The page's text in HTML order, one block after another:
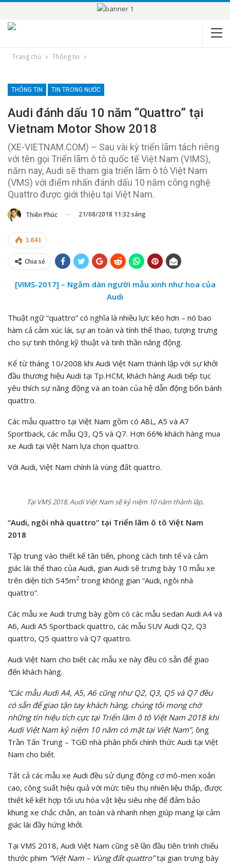
Trang chủ Thông tin
THÔNG TIN TIN TRONG NƯỚC
Audi đánh dấu 10 năm “Quattro” tại
Vietnam Motor Show 2018
(XE-VIETNAM.COM) – Sau vài kỳ triển lãm tách riêng
với tên gọi Triển lãm ô tô quốc tế Việt Nam (VIMS),
năm nay, Audi sẽ tham gia triển lãm ô tô Việt Nam
(VMS) với điểm nhấn đánh dấu 10 năm công nghệ
Quattro được giới thiệu tại Việt Nam.
Thiên Phúc 21/08/2018 11:32 sáng
1.641
Chia sẻ
[VIMS-2017] – Ngắm dàn người mẫu xinh như hoa của
Audi
Thuật ngữ “quattro” có nghĩa là nhiều lực kéo hơn – nó bao
hàm cả cảm xúc lái, sự an toàn và tính thể thao, tượng trưng
cho sự tinh thông kỹ thuật và tinh thần năng động.
Kể từ tháng 10/2008 khi Audi Việt Nam thành lập với sự khởi
đầu thương hiệu Audi tại Tp.HCM, khách hàng Audi tiếp tục
yêu thích sự năng động và an toàn của hệ dẫn động bốn bánh
quattro.
Các mẫu quattro tại Việt Nam gồm có A8L, A5 và A7
Sportback, các mẫu Q3, Q5 và Q7. Hơn 66% khách hàng mua
xe Audi tại Việt Nam lựa chọn quattro.
Với Audi, Việt Nam chính là vùng đất quattro.
Tại VMS 2018, Audi Việt Nam sẽ kỷ niệm 10 năm thành lập.
“Audi, ngôi nhà quattro” tại Triển lãm ô tô Việt Nam
2018
Tập trung vào thiết kế tân tiến, phong cách tinh tế và cảm
giác lái thể thao của Audi, gian Audi sẽ trưng bày 10 mẫu xe
trên diện tích 545m2trong không gian “Audi, ngôi nhà
quattro”.
Các mẫu xe Audi trưng bày gồm có các mẫu sedan Audi A4 và
A6, Audi A5 Sportback quattro, các mẫu SUV Audi Q2, Q3
quattro, Q5 quattro và Q7 quattro.
Audi Việt Nam cho biết các mẫu xe này đều có sẵn để giao
đến khách hàng.
“Các mẫu Audi A4, A5, A6 cũng như Q2, Q3, Q5 và Q7 đều
có sẵn để giao tận tay khách hàng, chúng tôi mong chờ
những tín hiệu tích cực tại Triển lãm ô tô Việt Nam 2018 khi
Audi Việt Nam kỷ niệm 10 năm có mặt tại Việt Nam”, ông
Trần Tấn Trung – TGĐ nhà phân phối chính thức Audi tại Việt
Nam cho biết.
Tất cả các mẫu xe Audi đều sử dụng động cơ mô-men xoắn
cao, công suất hiệu quả với mức tiêu thụ nhiên liệu thấp, được
thiết kế kết hợp tối ưu hóa vật liệu siêu nhẹ để đảm bảo
khung xe chắc chắn, an toàn và nhanh nhẹn giúp mang lại cảm
giác lái đầy hứng khởi.
Tại VMS 2018, Audi Việt Nam cũng sẽ lần đầu tiên trình chiếu
thước phim “Việt Nam – Vùng đất quattro”tại gian trưng bày